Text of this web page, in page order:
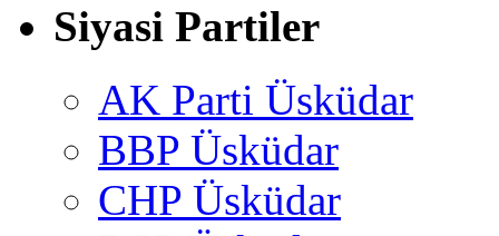
Siyasi Partiler
AK Parti Üsküdar
BBP Üsküdar
CHP Üsküdar